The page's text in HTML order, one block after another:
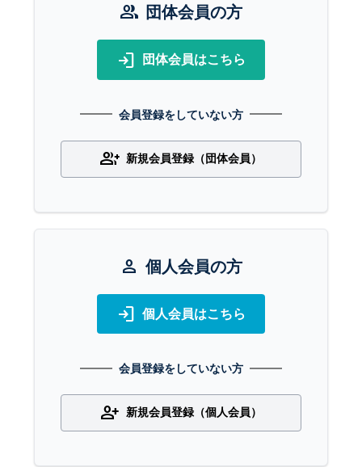
group 団体会員の方
login 団体会員はこちら
会員登録をしていない方
group_add 新規会員登録（団体会員）
person 個人会員の方
login 個人会員はこちら
会員登録をしていない方
person_add 新規会員登録（個人会員）